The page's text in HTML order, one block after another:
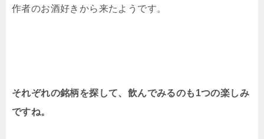
作者のお酒好きから来たようです。
それぞれの銘柄を探して、飲んでみるのも1つの楽しみ
ですね。